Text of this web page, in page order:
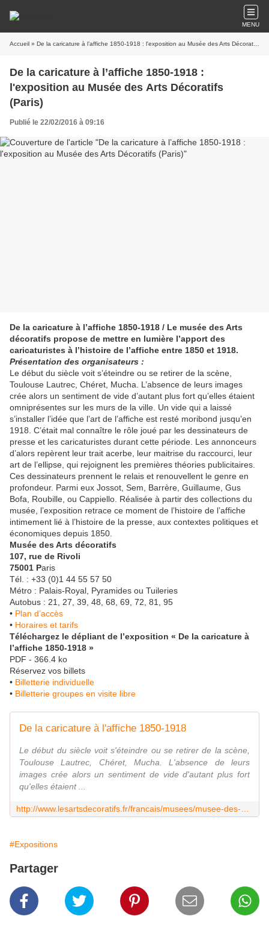
MENU
Accueil » De la caricature à l’affiche 1850-1918 : l'exposition au Musée des Arts Décoratifs (Paris)
De la caricature à l’affiche 1850-1918 :
l'exposition au Musée des Arts Décoratifs
(Paris)
Publié le 22/02/2016 à 09:16
De la caricature à l’affiche 1850-1918 / Le musée des Arts
décoratifs propose de mettre en lumière l’apport des
caricaturistes à l’histoire de l’affiche entre 1850 et 1918.
Présentation des organisateurs :
Le début du siècle voit s’éteindre ou se retirer de la scène,
Toulouse Lautrec, Chéret, Mucha. L’absence de leurs images
crée alors un sentiment de vide d’autant plus fort qu’elles étaient
omniprésentes sur les murs de la ville. Un vide qui a laissé
s’installer l’idée que l’art de l’affiche est resté moribond jusqu’en
1918. C’était mal connaître le rôle joué par les dessinateurs de
presse et les caricaturistes durant cette période. Les annonceurs
d’alors repèrent leur trait acerbe, leur maitrise du raccourci, leur
art de l’ellipse, qui rejoignent les premières théories publicitaires.
Ces dessinateurs prennent le relais et renouvellent le genre en
profondeur. Parmi eux Jossot, Sem, Barrère, Guillaume, Gus
Bofa, Roubille, ou Cappiello. Réalisée à partir des collections du
musée, l’exposition retrace ce moment de l’histoire de l’affiche
intimement lié à l’histoire de la presse, aux contextes politiques et
économiques depuis 1850.
Musée des Arts décoratifs
107, rue de Rivoli
75001 Paris
Tél. : +33 (0)1 44 55 57 50
Métro : Palais-Royal, Pyramides ou Tuileries
Autobus : 21, 27, 39, 48, 68, 69, 72, 81, 95
• Plan d’accès
• Horaires et tarifs
Téléchargez le dépliant de l’exposition « De la caricature à
l’affiche 1850-1918 »
PDF - 366.4 ko
Réservez vos billets
• Billetterie individuelle
• Billetterie groupes en visite libre
De la caricature à l'affiche 1850-1918
Le début du siècle voit s'éteindre ou se retirer de la scène,
Toulouse Lautrec, Chéret, Mucha. L'absence de leurs
images crée alors un sentiment de vide d'autant plus fort
qu'elles étaient ...
#Expositions
Partager